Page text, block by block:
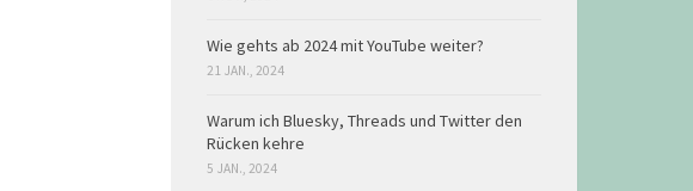
Wie gehts ab 2024 mit YouTube weiter?
21 JAN., 2024
Warum ich Bluesky, Threads und Twitter den
Rücken kehre
5 JAN., 2024